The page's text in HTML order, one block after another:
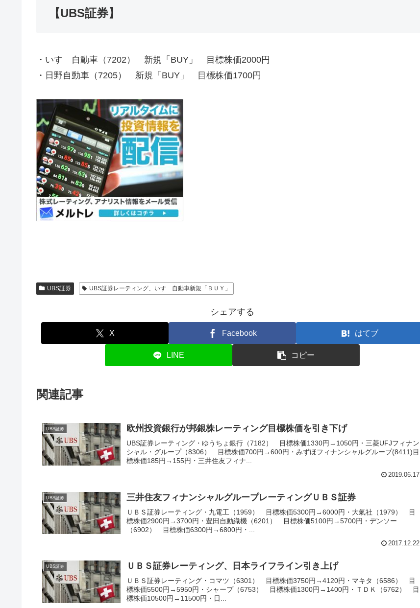
【UBS証券】
・いすゞ自動車（7202） 新規「BUY」 目標株価2000円
・日野自動車（7205） 新規「BUY」 目標株価1700円
UBS証券 UBS証券レーティング、いすゞ自動車新規「ＢＵＹ」
シェアする
X Facebook はてブ
LINE コピー
関連記事
UBS証券 欧州投資銀行が邦銀株レーティング目標株価を引き下げ
UBS証券レーティング・ゆうちょ銀行（7182） 目標株価1330円→1050円・三菱UFJフィナン
シャル・グループ（8306） 目標株価700円→600円・みずほフィナンシャルグループ(8411)目
標株価185円→155円・三井住友フィナ...
2019.06.17
UBS証券 三井住友フィナンシャルグループレーティングＵＢＳ証券
ＵＢＳ証券レーティング・九電工（1959） 目標株価5300円→6000円・大氣社（1979） 目
標株価2900円→3700円・豊田自動織機（6201） 目標株価5100円→5700円・デンソー
（6902） 目標株価6300円→6800円・...
2017.12.22
UBS証券 ＵＢＳ証券レーティング、日本ライフライン引き上げ
ＵＢＳ証券レーティング・コマツ（6301） 目標株価3750円→4120円・マキタ（6586） 目
標株価5500円→5950円・シャープ（6753） 目標株価1300円→1400円・ＴＤＫ（6762） 目
標株価10500円→11500円・日...